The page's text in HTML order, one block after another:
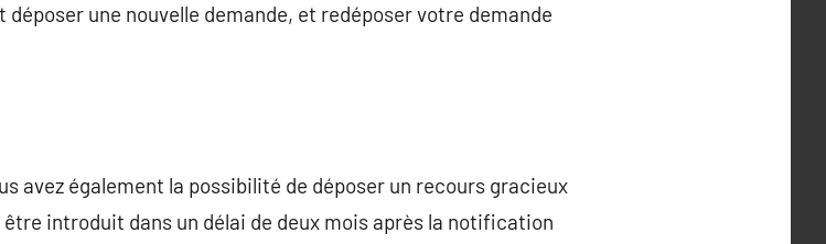
une nouvelle demande, et redéposer votre demande
avez également la possibilité de déposer un recours gracieux
introduit dans un délai de deux mois après la notification